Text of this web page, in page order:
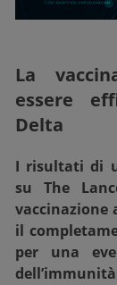
La
essere
Delta
I risultati di
su The
vaccinazione
il
per una